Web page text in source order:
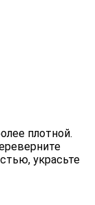
плотной.
украсьте